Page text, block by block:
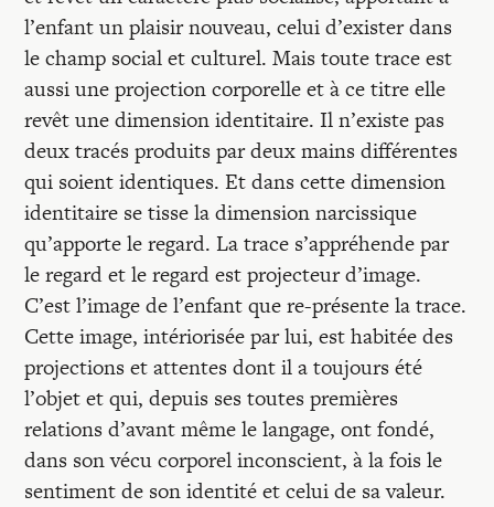
l’enfant un plaisir nouveau, celui d’exister dans
le champ social et culturel. Mais toute trace est
aussi une projection corporelle et à ce titre elle
revêt une dimension identitaire. Il n’existe pas
deux tracés produits par deux mains différentes
qui soient identiques. Et dans cette dimension
identitaire se tisse la dimension narcissique
qu’apporte le regard. La trace s’appréhende par
le regard et le regard est projecteur d’image.
C’est l’image de l’enfant que re-présente la trace.
Cette image, intériorisée par lui, est habitée des
projections et attentes dont il a toujours été
l’objet et qui, depuis ses toutes premières
relations d’avant même le langage, ont fondé,
dans son vécu corporel inconscient, à la fois le
sentiment de son identité et celui de sa valeur.